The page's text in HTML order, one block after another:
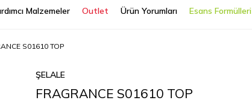
Malzemeler Outlet Ürün Yorumları Esans Formülleri
S01610 TOP
ŞELALE
FRAGRANCE S01610 TOP